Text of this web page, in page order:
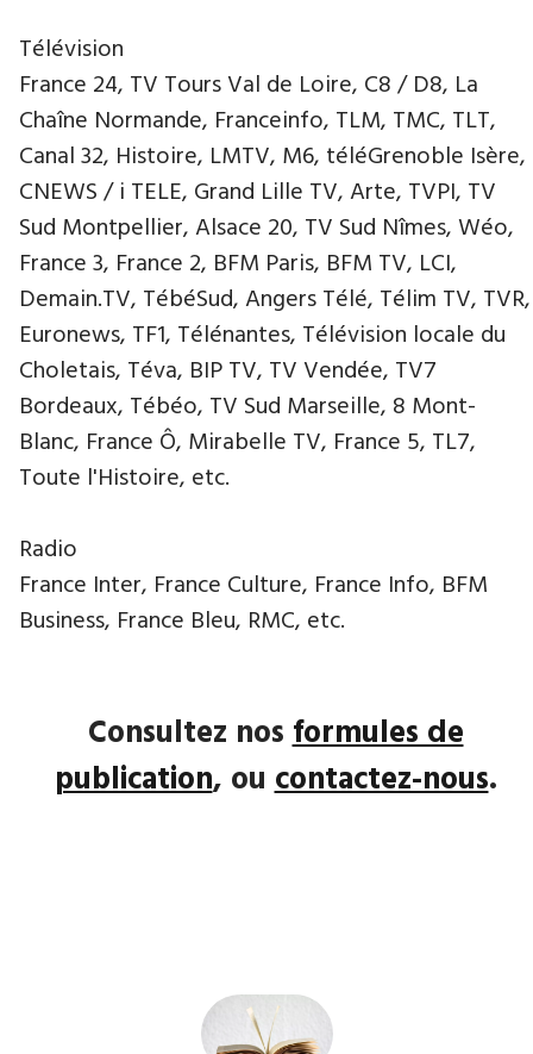
Télévision
France 24, TV Tours Val de Loire, C8 / D8, La
Chaîne Normande, Franceinfo, TLM, TMC, TLT,
Canal 32, Histoire, LMTV, M6, téléGrenoble Isère,
CNEWS / i TELE, Grand Lille TV, Arte, TVPI, TV
Sud Montpellier, Alsace 20, TV Sud Nîmes, Wéo,
France 3, France 2, BFM Paris, BFM TV, LCI,
Demain.TV, TébéSud, Angers Télé, Télim TV, TVR,
Euronews, TF1, Télénantes, Télévision locale du
Choletais, Téva, BIP TV, TV Vendée, TV7
Bordeaux, Tébéo, TV Sud Marseille, 8 Mont-
Blanc, France Ô, Mirabelle TV, France 5, TL7,
Toute l'Histoire, etc.
Radio
France Inter, France Culture, France Info, BFM
Business, France Bleu, RMC, etc.
Consultez nosformules de
publication, oucontactez-nous.